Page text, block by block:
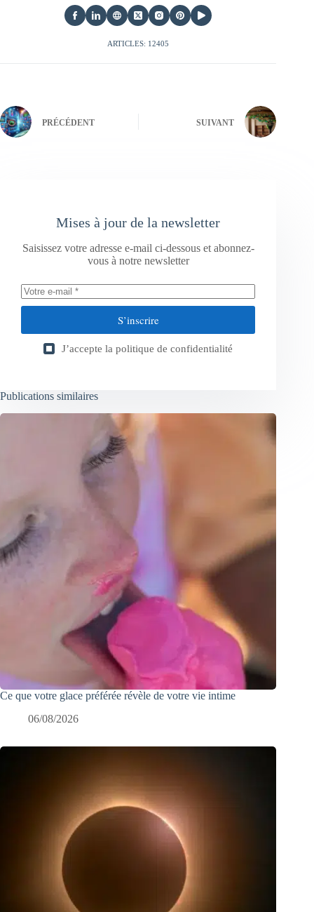
ARTICLES: 12405
PRÉCÉDENT SUIVANT
Mises à jour de la newsletter
Saisissez votre adresse e-mail ci-dessous et abonnez-
vous à notre newsletter
S’inscrire
J’accepte la politique de confidentialité
Publications similaires
Ce que votre glace préférée révèle de votre vie intime
06/08/2026